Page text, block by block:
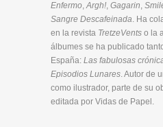
Enfermo,Argh!, Gagarin,
Sangre Descafeinada. Ha
en la revista TretzeVents o la
álbumes se ha publicado
España: Las fabulosas
Episodios Lunares. Autor de
como ilustrador, parte de su
editada por Vidas de Papel.